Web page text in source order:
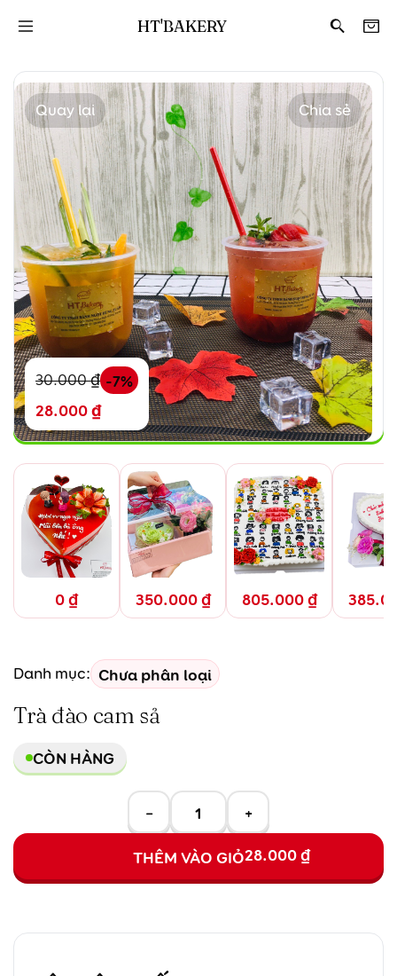
30.000₫ -7%
28.000₫
Quay lại Chia sẻ
0₫ 350.000₫ 805.000₫
Danh mục: Chưa phân loại
Trà đào cam sả
CÒN HÀNG
−
+
THÊM VÀO GIỎ28.000₫
HT'BAKERY